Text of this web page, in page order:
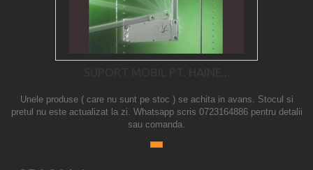
Unele produse ( care nu sunt pe stoc ) se achita in avans. Stocul si
pretul nu este actualizat la zi. Whatsapp scris 0723164886 pentru detalii
sau comanda.